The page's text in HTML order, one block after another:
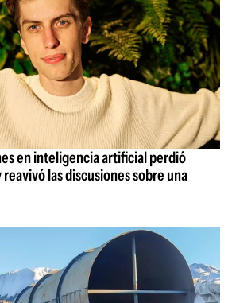
en inteligencia artificial perdió
las discusiones sobre una